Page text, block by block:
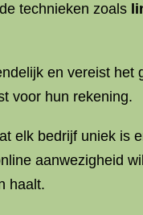
technieken zoals
en vereist het
voor hun rekening.
elk bedrijf uniek is
aanwezigheid
haalt.